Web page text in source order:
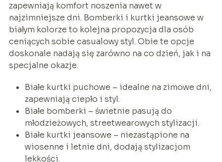
zapewniają komfort noszenia nawet w
najzimniejsze dni. Bomberki i kurtki jeansowe w
białym kolorze to kolejna propozycja dla osób
ceniących sobie casualowy styl. Obie te opcje
doskonale nadają się zarówno na co dzień, jak i na
specjalne okazje.
Białe kurtki puchowe – idealne na zimowe dni,
zapewniają ciepło i styl.
Białe bomberki – świetnie pasują do
młodzieżowych, streetwearowych stylizacji.
Białe kurtki jeansowe – niezastąpione na
wiosenne i letnie dni, dodają stylizacjom
lekkości.